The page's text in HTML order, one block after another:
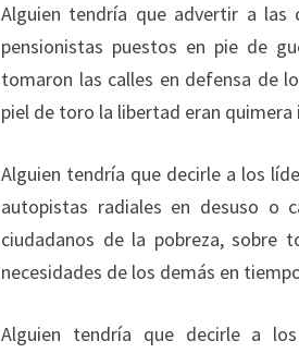
Alguien tendría que advertir a las
pensionistas puestos en pie de
tomaron las calles en defensa de
piel de toro la libertad eran quimera
Alguien tendría que decirle a los
autopistas radiales en desuso o
ciudadanos de la pobreza, sobre
necesidades de los demás en
Alguien tendría que decirle a